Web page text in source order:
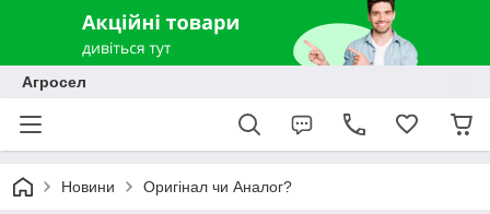
Агросел
Новини Оригінал чи Аналог?